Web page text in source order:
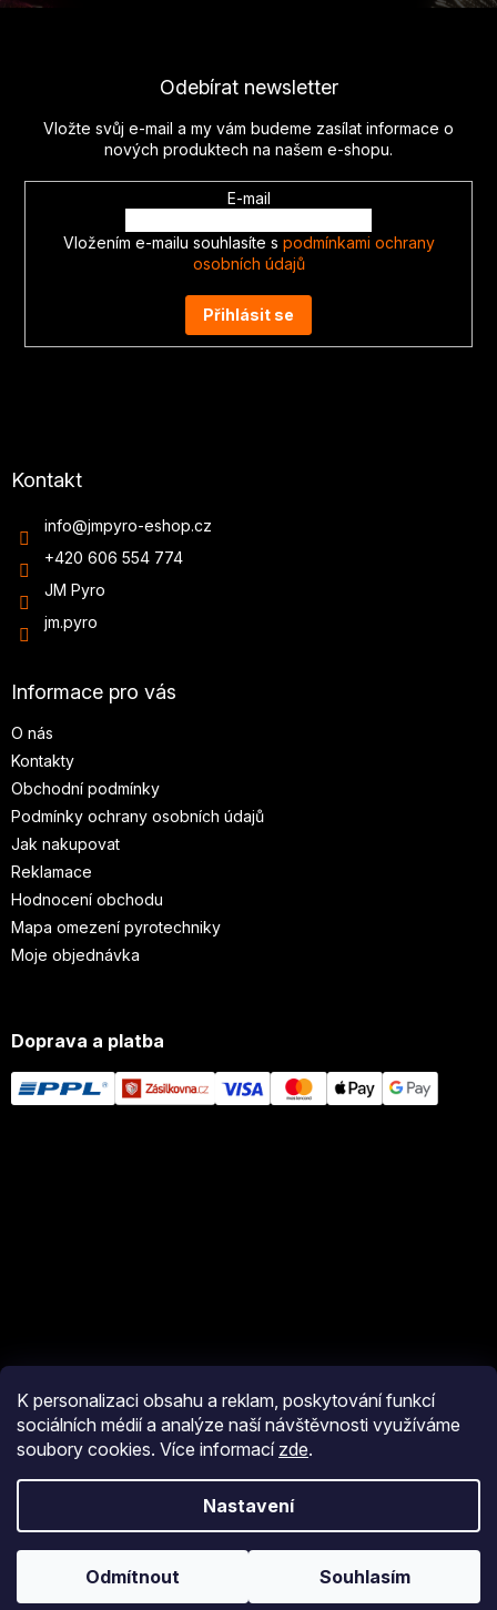
K personalizaci obsahu a reklam, poskytování funkcí
sociálních médií a analýze naší návštěvnosti využíváme
soubory cookies. Více informací zde.
Nastavení
Odmítnout Souhlasím
Odebírat newsletter
Vložte svůj e-mail a my vám budeme zasílat informace o
nových produktech na našem e-shopu.
E-mail
Vložením e-mailu souhlasíte s podmínkami ochrany
osobních údajů
Přihlásit se
Kontakt
info@jmpyro-eshop.cz
+420 606 554 774
JM Pyro
jm.pyro
Informace pro vás
O nás
Kontakty
Obchodní podmínky
Podmínky ochrany osobních údajů
Jak nakupovat
Reklamace
Hodnocení obchodu
Mapa omezení pyrotechniky
Moje objednávka
Doprava a platba
Vytvořil Shoptet
eshop JM Pyro . Všechna práva vyhrazena.
nastavení cookies
ověření věku Adulto